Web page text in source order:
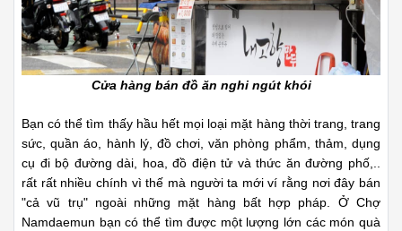
Cửa hàng bán đồ ăn nghi ngút khói
Bạn có thể tìm thấy hầu hết mọi loại mặt hàng thời trang, trang
sức, quần áo, hành lý, đồ chơi, văn phòng phẩm, thảm, dụng
cụ đi bộ đường dài, hoa, đồ điện tử và thức ăn đường phố,..
rất rất nhiều chính vì thế mà người ta mới ví rằng nơi đây bán
"cả vũ trụ" ngoài những mặt hàng bất hợp pháp. Ở Chợ
Namdaemun bạn có thể tìm được một lượng lớn các món quà